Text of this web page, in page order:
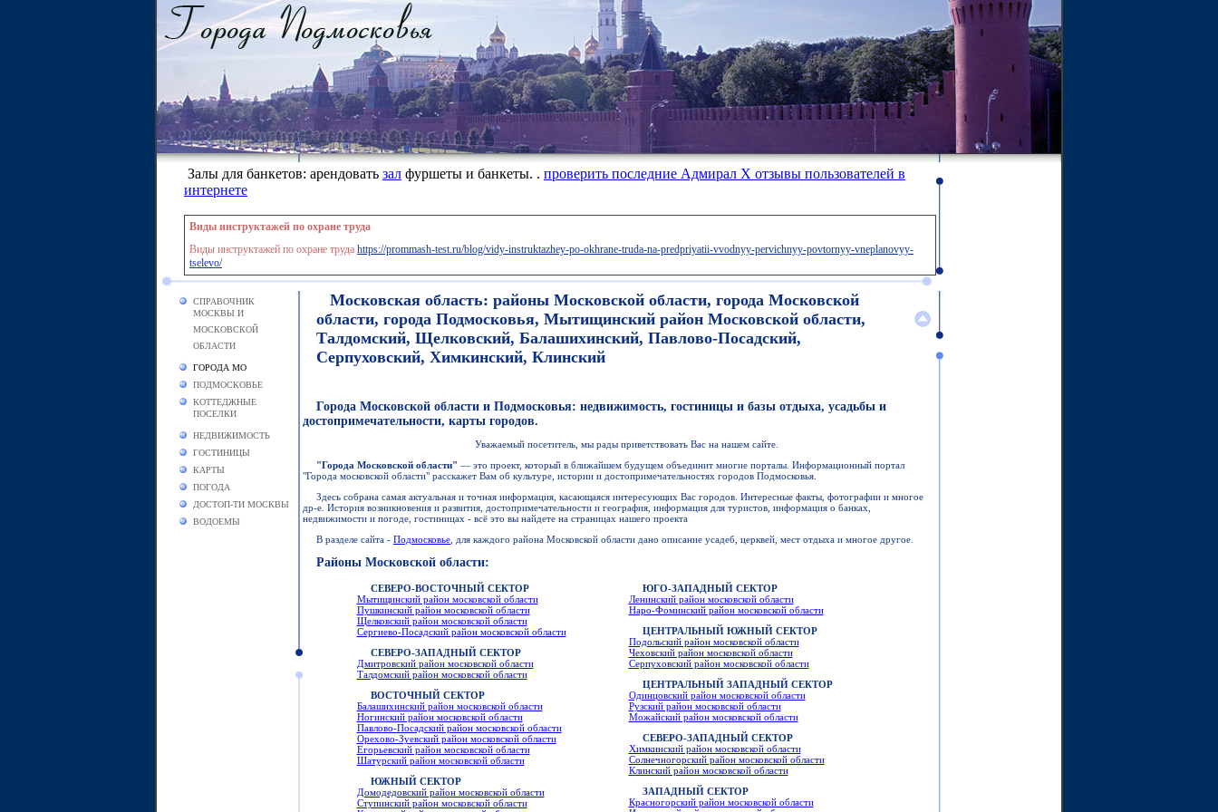
Залы для банкетов: арендовать зал фуршеты и банкеты. . проверить последние Адмирал Х отзывы пользователей в
интернете
Виды инструктажей по охране труда
Виды инструктажей по охране труда https://prommash-test.ru/blog/vidy-instruktazhey-po-okhrane-truda-na-predpriyatii-vvodnyy-pervichnyy-povtornyy-vneplanovyy-
tselevo/
СПРАВОЧНИК
МОСКВЫ И
МОСКОВСКОЙ
ОБЛАСТИ
ГОРОДА МО
ПОДМОСКОВЬЕ
КОТТЕДЖНЫЕ
ПОСЕЛКИ
НЕДВИЖИМОСТЬ
ГОСТИНИЦЫ
КАРТЫ
ПОГОДА
ДОСТОП-ТИ МОСКВЫ
ВОДОЕМЫ
Московская область: районы Московской области, города Московской
области, города Подмосковья, Мытищинский район Московской области,
Талдомский, Щелковский, Балашихинский, Павлово-Посадский,
Серпуховский, Химкинский, Клинский
Города Московской области и Подмосковья: недвижимость, гостиницы и базы отдыха, усадьбы и
достопримечательности, карты городов.
Уважаемый посетитель, мы рады приветствовать Вас на нашем сайте.
"Города Московской области" — это проект, который в ближайшем будущем объединит многие порталы. Информационный портал
"Города московской области" расскажет Вам об культуре, истории и достопримечательностях городов Подмосковья.
Здесь собрана самая актуальная и точная информация, касающаяся интересующих Вас городов. Интересные факты, фотографии и многое
др-е. История возникновения и развития, достопримечательности и география, информация для туристов, информация о банках,
недвижимости и погоде, гостиницах - всё это вы найдете на страницах нашего проекта
В разделе сайта - Подмосковье , для каждого района Московской области дано описание усадеб, церквей, мест отдыха и многое другое.
Районы Московской области:
СЕВЕРО-ВОСТОЧНЫЙ СЕКТОР
Мытищинский район московской области
Пушкинский район московской области
Щелковский район московской области
Сергиево-Посадский район московской области
СЕВЕРО-ЗАПАДНЫЙ СЕКТОР
Дмитровский район московской области
Талдомский район московской области
ВОСТОЧНЫЙ СЕКТОР
Балашихинский район московской области
Ногинский район московской области
Павлово-Посадский район московской области
Орехово-Зуевский район московской области
Егорьевский район московской области
Шатурский район московской области
ЮЖНЫЙ СЕКТОР
Домодедовский район московской области
Ступинский район московской области
ЮГО-ЗАПАДНЫЙ СЕКТОР
Ленинский район московской области
Наро-Фоминский район московской области
ЦЕНТРАЛЬНЫЙ ЮЖНЫЙ СЕКТОР
Подольский район московской области
Чеховский район московской области
Серпуховский район московской области
ЦЕНТРАЛЬНЫЙ ЗАПАДНЫЙ СЕКТОР
Одинцовский район московской области
Рузский район московской области
Можайский район московской области
СЕВЕРО-ЗАПАДНЫЙ СЕКТОР
Химкинский район московской области
Солнечногорский район московской области
Клинский район московской области
ЗАПАДНЫЙ СЕКТОР
Красногорский район московской области